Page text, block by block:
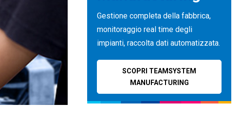
Gestione completa della fabbrica,
monitoraggio real time degli
impianti, raccolta dati automatizzata.
SCOPRI TEAMSYSTEM
MANUFACTURING